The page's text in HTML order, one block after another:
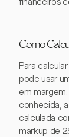
Como
Para
pode usar
em
conhecida,
calculada
markup de